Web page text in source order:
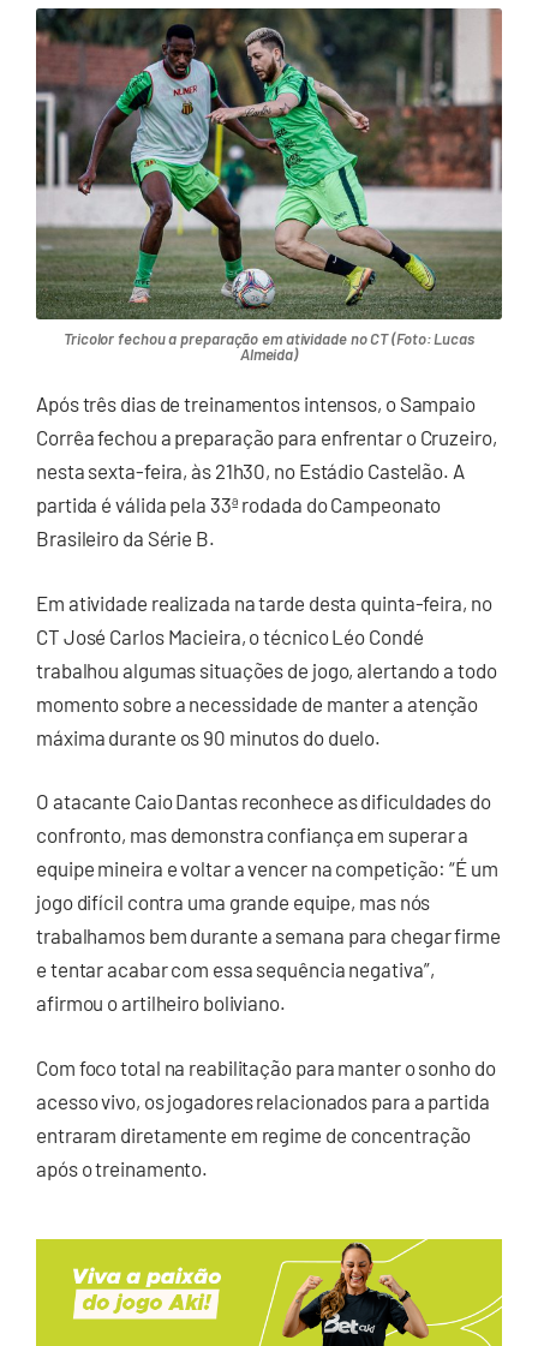
Tricolor fechou a preparação em atividade no CT (Foto: Lucas
Almeida)
Após três dias de treinamentos intensos, o Sampaio
Corrêa fechou a preparação para enfrentar o Cruzeiro,
nesta sexta-feira, às 21h30, no Estádio Castelão. A
partida é válida pela 33ª rodada do Campeonato
Brasileiro da Série B.
Em atividade realizada na tarde desta quinta-feira, no
CT José Carlos Macieira, o técnico Léo Condé
trabalhou algumas situações de jogo, alertando a todo
momento sobre a necessidade de manter a atenção
máxima durante os 90 minutos do duelo.
O atacante Caio Dantas reconhece as dificuldades do
confronto, mas demonstra confiança em superar a
equipe mineira e voltar a vencer na competição: “É um
jogo difícil contra uma grande equipe, mas nós
trabalhamos bem durante a semana para chegar firme
e tentar acabar com essa sequência negativa”,
afirmou o artilheiro boliviano.
Com foco total na reabilitação para manter o sonho do
acesso vivo, os jogadores relacionados para a partida
entraram diretamente em regime de concentração
após o treinamento.